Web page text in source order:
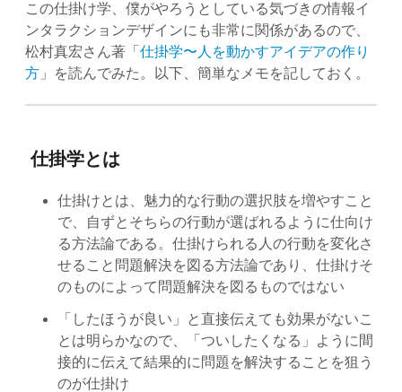
この仕掛け学、僕がやろうとしている気づきの情報イ
ンタラクションデザインにも非常に関係があるので、
松村真宏さん著「仕掛学〜人を動かすアイデアの作り
方 」を読んでみた。以下、簡単なメモを記しておく。
仕掛学とは
仕掛けとは、魅力的な行動の選択肢を増やすこと
で、自ずとそちらの行動が選ばれるように仕向け
る方法論である。仕掛けられる人の行動を変化さ
せること問題解決を図る方法論であり、仕掛けそ
のものによって問題解決を図るものではない
「したほうが良い」と直接伝えても効果がないこ
とは明らかなので、「ついしたくなる」ように間
接的に伝えて結果的に問題を解決することを狙う
のが仕掛け